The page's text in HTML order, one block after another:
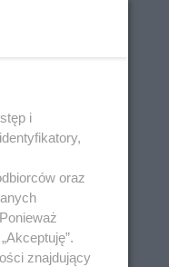
To
i
oraz
znajdujący